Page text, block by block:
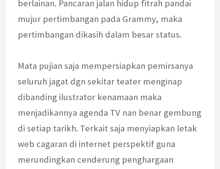
berlainan. Pancaran jalan hidup fitrah pandai
mujur pertimbangan pada Grammy, maka
pertimbangan dikasih dalam besar status.
Mata pujian saja mempersiapkan pemirsanya
seluruh jagat dgn sekitar teater menginap
dibanding ilustrator kenamaan maka
menjadikannya agenda TV nan benar gembung
di setiap tarikh. Terkait saja menyiapkan letak
web cagaran di internet perspektif guna
merundingkan cenderung penghargaan